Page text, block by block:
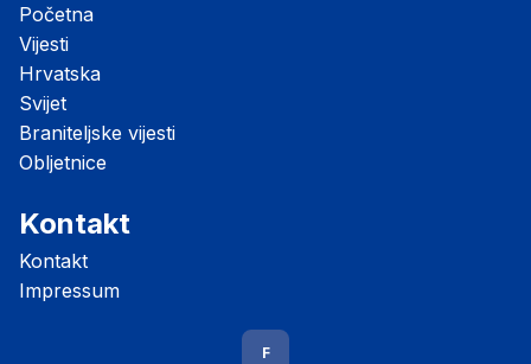
Početna
Vijesti
Hrvatska
Svijet
Braniteljske vijesti
Obljetnice
Kontakt
Kontakt
Impressum
F